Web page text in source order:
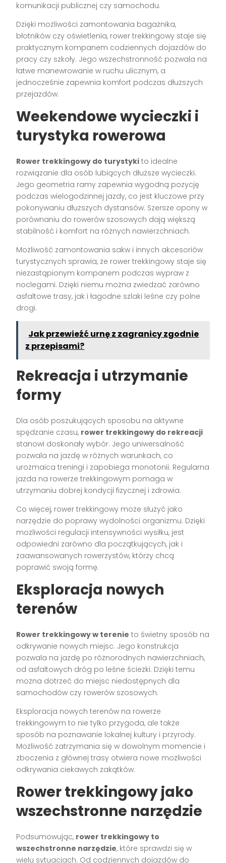
komunikacji publicznej czy samochodu.
Dzięki możliwości zamontowania bagażnika,
błotników czy oświetlenia, rower trekkingowy staje się
praktycznym kompanem codziennych dojazdów do
pracy czy szkoły. Jego wszechstronność pozwala na
łatwe manewrowanie w ruchu ulicznym, a
jednocześnie zapewnia komfort podczas dłuższych
przejazdów.
Weekendowe wycieczki i
turystyka rowerowa
Rower trekkingowy do turystyki to idealne
rozwiązanie dla osób lubiących dłuższe wycieczki.
Jego geometria ramy zapewnia wygodną pozycję
podczas wielogodzinnej jazdy, co jest kluczowe przy
pokonywaniu dłuższych dystansów. Szersze opony w
porównaniu do rowerów szosowych dają większą
stabilność i komfort na różnych nawierzchniach.
Możliwość zamontowania sakw i innych akcesoriów
turystycznych sprawia, że rower trekkingowy staje się
niezastąpionym kompanem podczas wypraw z
noclegami. Dzięki niemu można zwiedzać zarówno
asfaltowe trasy, jak i łagodne szlaki leśne czy polne
drogi.
Jak przewieźć urnę z zagranicy zgodnie
z przepisami?
Rekreacja i utrzymanie
formy
Dla osób poszukujących sposobu na aktywne
spędzanie czasu, rower trekkingowy do rekreacji
stanowi doskonały wybór. Jego uniwersalność
pozwala na jazdę w różnych warunkach, co
urozmaica treningi i zapobiega monotonii. Regularna
jazda na rowerze trekkingowym pomaga w
utrzymaniu dobrej kondycji fizycznej i zdrowia.
Co więcej, rower trekkingowy może służyć jako
narzędzie do poprawy wydolności organizmu. Dzięki
możliwości regulacji intensywności wysiłku, jest
odpowiedni zarówno dla początkujących, jak i
zaawansowanych rowerzystów, którzy chcą
poprawić swoją formę.
Eksploracja nowych
terenów
Rower trekkingowy w terenie to świetny sposób na
odkrywanie nowych miejsc. Jego konstrukcja
pozwala na jazdę po różnorodnych nawierzchniach,
od asfaltowych dróg po leśne ścieżki. Dzięki temu
można dotrzeć do miejsc niedostępnych dla
samochodów czy rowerów szosowych.
Eksploracja nowych terenów na rowerze
trekkingowym to nie tylko przygoda, ale także
sposób na poznawanie lokalnej kultury i przyrody.
Możliwość zatrzymania się w dowolnym momencie i
zboczenia z głównej trasy otwiera nowe możliwości
odkrywania ciekawych zakątków.
Rower trekkingowy jako
wszechstronne narzędzie
Podsumowując, rower trekkingowy to
wszechstronne narzędzie, które sprawdzi się w
wielu sytuacjach. Od codziennych dojazdów do